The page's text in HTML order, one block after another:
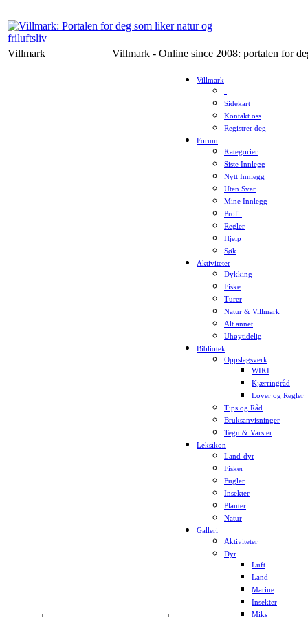
Villmark Villmark - Online since 2008: portalen for
Villmark
-
Sidekart
Kontakt oss
Registrer deg
Forum
Kategorier
Siste Innlegg
Nytt Innlegg
Uten Svar
Mine Innlegg
Profil
Regler
Hjelp
Søk
Aktiviteter
Dykking
Fiske
Turer
Natur & Villmark
Alt annet
Uhøytidelig
Bibliotek
Oppslagsverk
WIKI
Kjærringråd
Lover og Regler
Tips og Råd
Bruksanvisninger
Tegn & Varsler
Leksikon
Land-dyr
Fisker
Fugler
Insekter
Planter
Natur
Galleri
Aktiviteter
Dyr
Luft
Land
Marine
Insekter
Miks